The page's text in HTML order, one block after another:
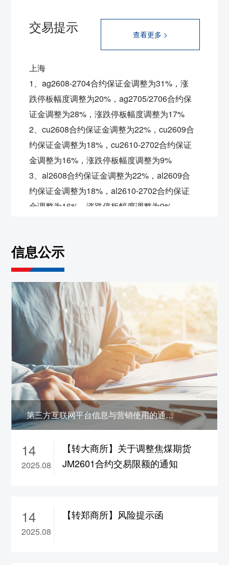
交易提示 查看更多 >
上海
1、ag2608-2704合约保证金调整为31%，涨
跌停板幅度调整为20%，ag2705/2706合约保
证金调整为28%，涨跌停板幅度调整为17%
2、cu2608合约保证金调整为22%，cu2609合
约保证金调整为18%，cu2610-2702合约保证
金调整为16%，涨跌停板幅度调整为9%
3、al2608合约保证金调整为22%，al2609合
约保证金调整为18%，al2610-2702合约保证
金调整为16%，涨跌停板幅度调整为9%
金调整为17%，涨跌停板幅度调整为10%
5、sn2608合约保证金调整为22%，
约保证金调整为21%， sn2610-2703合约保证
金调整为19%，涨跌停板幅度调整为12%
6、zn2608合约保证金调整为22%，
zn2609合
约保证金调整为18%， zn2610-2702合约保证
金调整为16%，涨跌停板幅度调整为9%
7、pb2608合约保证金调整为22%，pb2609
合约保证金调整为18%，pb2610-2702合约保
证金调整为16%，涨跌停板幅度调整为9%
8、ao2608合约保证金调整为22%，
ao2609
合约保证金调整为18%，ao2610-2702合约保
9、ad2608合约保证金调整为22%，ad2609
合约保证金调整为17%，ad2610-2702合约保
8%
11、rb/hc/ss/ru/sp/op
信息公示
第三方互联网平台信息与营销使用的通信码号公示
14
2025.08
【转大商所】关于调整焦煤期货
JM2601合约交易限额的通知
14
2025.08
【转郑商所】风险提示函